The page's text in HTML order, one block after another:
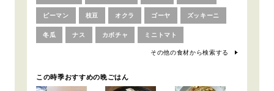
ピーマン 枝豆 オクラ ゴーヤ ズッキーニ
冬瓜 ナス カボチャ ミニトマト
その他の食材から検索する
この時季おすすめの晩ごはん